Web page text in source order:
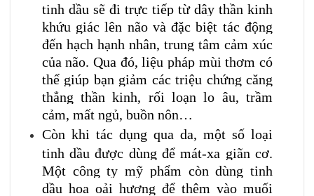
tinh dầu sẽ đi trực tiếp từ dây thần kinh
khứu giác lên não và đặc biệt tác động
đến hạch hạnh nhân, trung tâm cảm xúc
của não. Qua đó, liệu pháp mùi thơm có
thể giúp bạn giảm các triệu chứng căng
thẳng thần kinh, rối loạn lo âu, trầm
cảm, mất ngủ, buồn nôn…
Còn khi tác dụng qua da, một số loại
tinh dầu được dùng để mát-xa giãn cơ.
Một công ty mỹ phẩm còn dùng tinh
dầu hoa oải hương để thêm vào muối